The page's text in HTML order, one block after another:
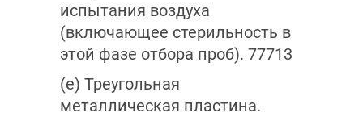
испытания воздуха
(включающее стерильность в
этой фазе отбора проб). 77713
(е) Треугольная
металлическая пластина.